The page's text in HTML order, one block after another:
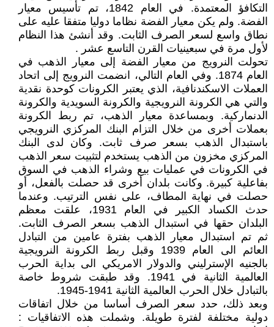
التكافؤ المعتمدة. في العام 1842، تم تأسيس معيار
الفضة. ولم يكن معيار الفضة نظاما دوليا متفقا عليه على
نطاق واسع لسعر الصرف الثابت. وقد أنشئ هذا النظام
لأول مرة في سبعينيات القرن التاسع عشر .
تحولت النرويج من معيار الفضة إلى معيار الذهب في
العام 1874. وفي العام التالي، انضمت النرويج إلى اتحاد
العملات الاسكندنافية، الذي يعتبر الكرونات كوحدة نقدية
والتي هي الكرونة النرويجية والكرونة السويدية والكرونة
الدنماركية. وبمساعدة معيار الذهب، تم ربط الكرونة
بعملات أخرى من خلال التزام البنك المركزي النرويجي
باستبدال الذهب بسعر صرف ثابت. وكان لدى البنك
المركزي مخزون من الذهب يستخدم لتثبيت سعر الذهب
في الكرونات في عمليات بيع وشراء الذهب في السوق
بفاعلية كبيرة. وكانت بلدان أخرى قد حصلت بالفعل، أو
حصلت في نهاية المطاف، على نفس الترتيب. وعندما
حدث الكساد الكبير في العام 1931، علقت معظم
البلدان حقها في استبدال الذهب بسعر الصرف الثابت.
ثم تم استبدال معيار الذهب بفترة عامين من التبادل
العائم الى العام 1939 وقبل ربط الكرونة النرويجية
بالجنيه الإسترليني والدولار الامريكي الى بداية الحرب
العالمية الثانية في 1941. وقد طبقت شروط خاصة
بالتبادل خلال الحرب العالمية الثانية 1941-1945.
وبعد ذلك، حدد سعر الصرف أساسا من خلال اتفاقات
دولية مختلفة لفترة طويلة. وشملت هذه الاتفاقيات :